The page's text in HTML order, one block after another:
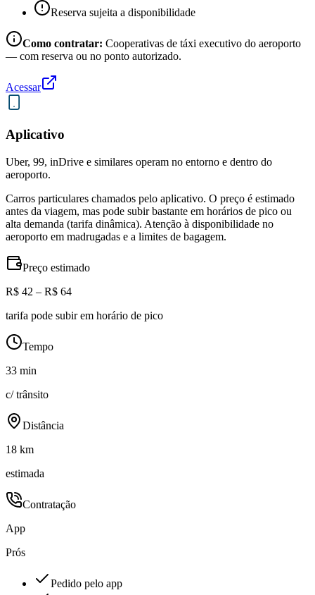
Reserva sujeita a disponibilidade
Como contratar: Cooperativas de táxi executivo do aeroporto
— com reserva ou no ponto autorizado.
Acessar
Aplicativo
Uber, 99, inDrive e similares operam no entorno e dentro do
aeroporto.
Carros particulares chamados pelo aplicativo. O preço é estimado
antes da viagem, mas pode subir bastante em horários de pico ou
alta demanda (tarifa dinâmica). Atenção à disponibilidade no
aeroporto em madrugadas e a limites de bagagem.
Preço estimado
R$ 42 – R$ 64
tarifa pode subir em horário de pico
Tempo
33 min
c/ trânsito
Distância
18 km
estimada
Contratação
App
Prós
Pedido pelo app